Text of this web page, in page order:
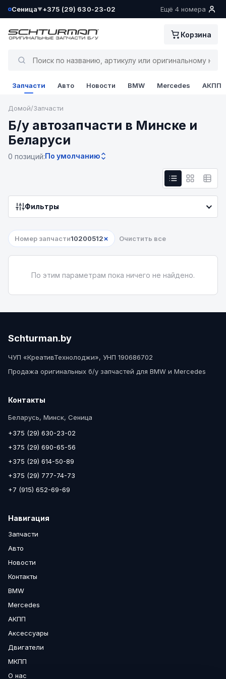
Сеница▼
Ваш склад определён как:
+375 (29) 630-23-02 Ещё 4 номера
Корзина
Запчасти Авто Новости BMW Mercedes АКПП
Домой/Запчасти
Б/у автозапчасти в Минске и
Беларуси
0 позиций:По умолчанию
Фильтры
Номер запчасти10200512× Очистить все
По этим параметрам пока ничего не найдено.
Schturman.by
ЧУП «КреативТехнолоджи», УНП 190686702
Продажа оригинальных б/у запчастей для BMW и Mercedes
Контакты
Беларусь, Минск, Сеница
+375 (29) 630-23-02
+375 (29) 690-65-56
+375 (29) 614-50-89
+375 (29) 777-74-73
+7 (915) 652-69-69
Навигация
Запчасти
Авто
Новости
Контакты
BMW
Mercedes
АКПП
Аксессуары
Двигатели
МКПП
О нас